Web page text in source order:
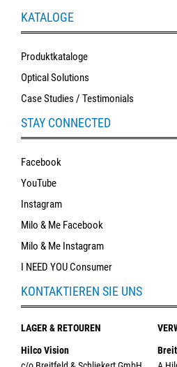
KATALOGE
Produktkataloge
Optical Solutions
Case Studies / Testimonials
STAY CONNECTED
Facebook
YouTube
Instagram
Milo & Me Facebook
Milo & Me Instagram
I NEED YOU Consumer
KONTAKTIEREN SIE UNS
LAGER & RETOUREN
Hilco Vision